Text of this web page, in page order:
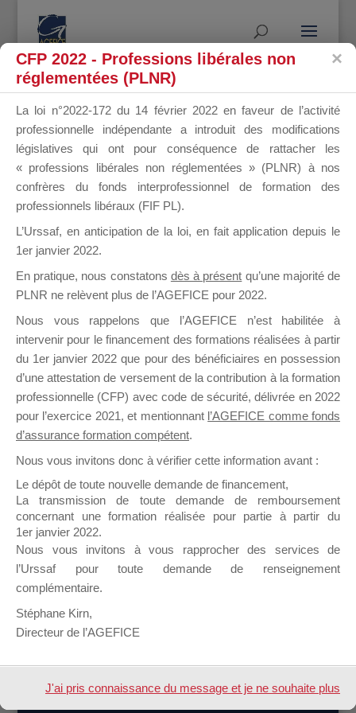
DAVID
MARIE
il y a 16 jours
Profil Groupes 0 Forums
Sujets démarrés Mes réponses
Engagements Mes favoris
Mes sujets engagés
Aucun sujet n’a été trouvé ici.
Design deElegant Themes| Propulsé par
CFP 2022 - Professions libérales non
réglementées (PLNR)
La loi n°2022-172 du 14 février 2022 en faveur de l’activité
professionnelle indépendante a introduit des modifications
législatives qui ont pour conséquence de rattacher les
« professions libérales non réglementées » (PLNR) à nos
confrères du fonds interprofessionnel de formation des
professionnels libéraux (FIF PL).
L’Urssaf, en anticipation de la loi, en fait application depuis le
1er janvier 2022.
En pratique, nous constatons dès à présent qu’une majorité de
PLNR ne relèvent plus de l’AGEFICE pour 2022.
Nous vous rappelons que l’AGEFICE n’est habilitée à
intervenir pour le financement des formations réalisées à partir
du 1er janvier 2022 que pour des bénéficiaires en possession
d’une attestation de versement de la contribution à la formation
professionnelle (CFP) avec code de sécurité, délivrée en 2022
pour l’exercice 2021, et mentionnant l’AGEFICE comme fonds
d’assurance formation compétent.
Nous vous invitons donc à vérifier cette information avant :
Le dépôt de toute nouvelle demande de financement,
La transmission de toute demande de remboursement
concernant une formation réalisée pour partie à partir du
1er janvier 2022.
Nous vous invitons à vous rapprocher des services de
l’Urssaf pour toute demande de renseignement
complémentaire.
Stéphane Kirn,
Directeur de l’AGEFICE
J'ai pris connaissance du message et je ne souhaite plus